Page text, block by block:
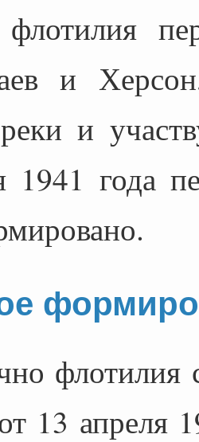
и
и
1941 года
флотилия
13 апреля